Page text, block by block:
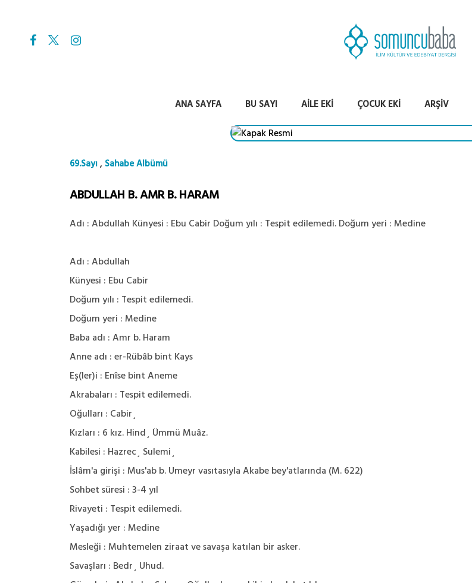
ANA SAYFA BU SAYI AILE EKI ÇOCUK EKI ARŞIV
69.Sayı, Sahabe Albümü
ABDULLAH B. AMR B. HARAM
Adı : Abdullah Künyesi : Ebu Cabir Doğum yılı : Tespit edilemedi. Doğum yeri : Medine
Adı : Abdullah
Künyesi : Ebu Cabir
Doğum yılı : Tespit edilemedi.
Doğum yeri : Medine
Baba adı : Amr b. Haram
Anne adı : er-Rübâb bint Kays
Eş(ler)i : Enîse bint Aneme
Akrabaları : Tespit edilemedi.
Oğulları : Cabir¸
Kızları : 6 kız. Hind¸ Ümmü Muâz.
Kabilesi : Hazrec¸ Sulemi¸
İslâm'a girişi : Mus'ab b. Umeyr vasıtasıyla Akabe bey'atlarında (M. 622)
Sohbet süresi : 3-4 yıl
Rivayeti : Tespit edilemedi.
Yaşadığı yer : Medine
Mesleği : Muhtemelen ziraat ve savaşa katılan bir asker.
Savaşları : Bedr¸ Uhud.